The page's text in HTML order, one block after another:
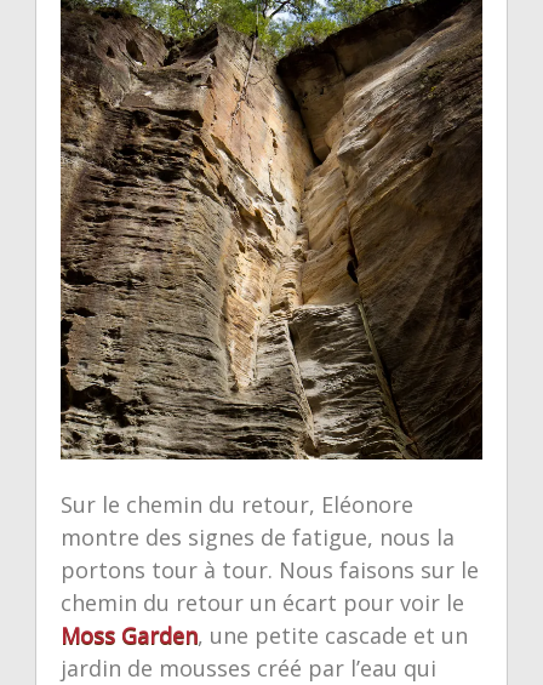
Sur le chemin du retour, Eléonore
montre des signes de fatigue, nous la
portons tour à tour. Nous faisons sur le
chemin du retour un écart pour voir le
Moss Garden, une petite cascade et un
jardin de mousses créé par l’eau qui